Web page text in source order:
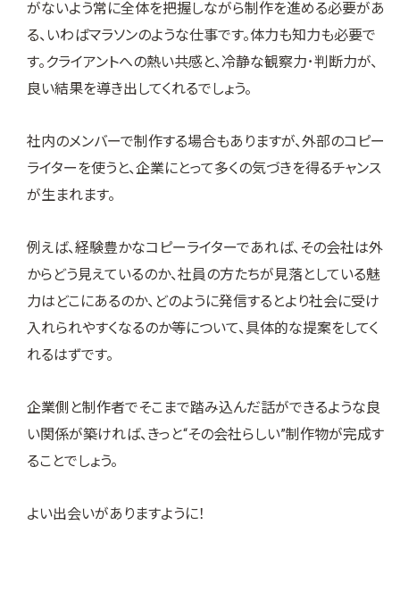
がないよう常に全体を把握しながら制作を進める必要があ
る、いわばマラソンのような仕事です。体力も知力も必要で
す。クライアントへの熱い共感と、冷静な観察力･判断力が、
良い結果を導き出してくれるでしょう。
社内のメンバーで制作する場合もありますが、外部のコピー
ライターを使うと、企業にとって多くの気づきを得るチャンス
が生まれます。
例えば、経験豊かなコピーライターであれば、その会社は外
からどう見えているのか、社員の方たちが見落としている魅
力はどこにあるのか、どのように発信するとより社会に受け
入れられやすくなるのか等について、具体的な提案をしてく
れるはずです。
企業側と制作者でそこまで踏み込んだ話ができるような良
い関係が築ければ、きっと“その会社らしい”制作物が完成す
ることでしょう。
よい出会いがありますように！